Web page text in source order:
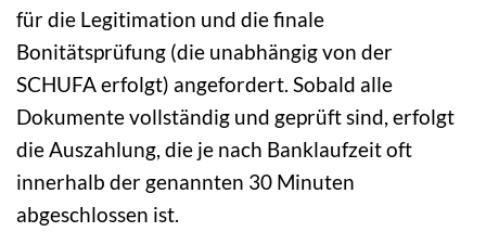
für die Legitimation und die finale
Bonitätsprüfung (die unabhängig von der
SCHUFA erfolgt) angefordert. Sobald alle
Dokumente vollständig und geprüft sind, erfolgt
die Auszahlung, die je nach Banklaufzeit oft
innerhalb der genannten 30 Minuten
abgeschlossen ist.